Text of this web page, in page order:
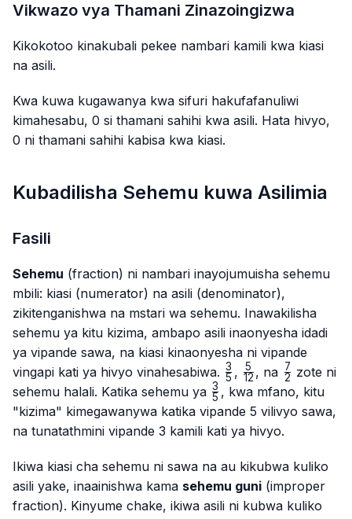
Vikwazo vya Thamani Zinazoingizwa
Kikokotoo kinakubali pekee nambari kamili kwa kiasi
na asili.
Kwa kuwa kugawanya kwa sifuri hakufafanuliwi
kimahesabu, 0 si thamani sahihi kwa asili. Hata hivyo,
0 ni thamani sahihi kabisa kwa kiasi.
Kubadilisha Sehemu kuwa Asilimia
Fasili
Sehemu (fraction) ni nambari inayojumuisha sehemu
mbili: kiasi (numerator) na asili (denominator),
zikitenganishwa na mstari wa sehemu. Inawakilisha
sehemu ya kitu kizima, ambapo asili inaonyesha idadi
ya vipande sawa, na kiasi kinaonyesha ni vipande
vingapi kati ya hivyo vinahesabiwa. \frac{3}
{5}
5
3 , \frac{5}
{12}
12
5 , na \frac{7}
{2}
2
7 zote ni
sehemu halali. Katika sehemu ya \frac{3}
{5}
5
3 , kwa mfano, kitu
"kizima" kimegawanywa katika vipande 5 vilivyo sawa,
na tunatathmini vipande 3 kamili kati ya hivyo.
Ikiwa kiasi cha sehemu ni sawa na au kikubwa kuliko
asili yake, inaainishwa kama sehemu guni (improper
fraction). Kinyume chake, ikiwa asili ni kubwa kuliko